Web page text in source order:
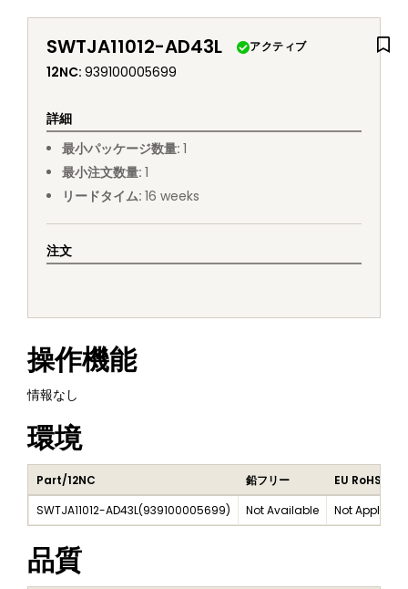
SWTJA11012-AD43L アクティブ
12NC: 939100005699
詳細
最小パッケージ数量: 1
最小注文数量: 1
リードタイム: 16 weeks
注文
操作機能
情報なし
環境
Part/12NC 鉛フリー
EU RoHS
SWTJA11012-AD43L(939100005699) Not Available Not
品質